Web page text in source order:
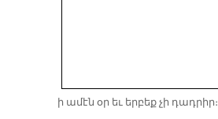
ի ամէն օր եւ երբեք չի դադրիր։